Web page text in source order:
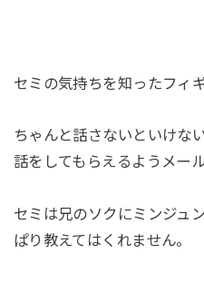
セミの気持ちを知ったフィギ
ちゃんと話さないといけな
話をしてもらえるようメー
セミは兄のソクにミンジュ
ぱり教えてはくれません。